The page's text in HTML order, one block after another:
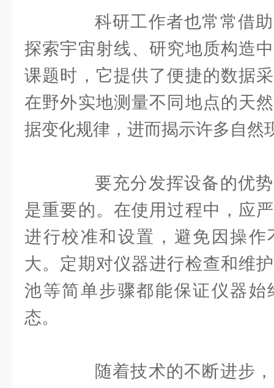
科研工作者也常常借助
探索宇宙射线、研究地质构造
课题时，它提供了便捷的数据
在野外实地测量不同地点的天
据变化规律，进而揭示许多自然
要充分发挥设备的优势
是重要的。在使用过程中，应
进行校准和设置，避免因操作
大。定期对仪器进行检查和维
池等简单步骤都能保证仪器始
态。
随着技术的不断进步，